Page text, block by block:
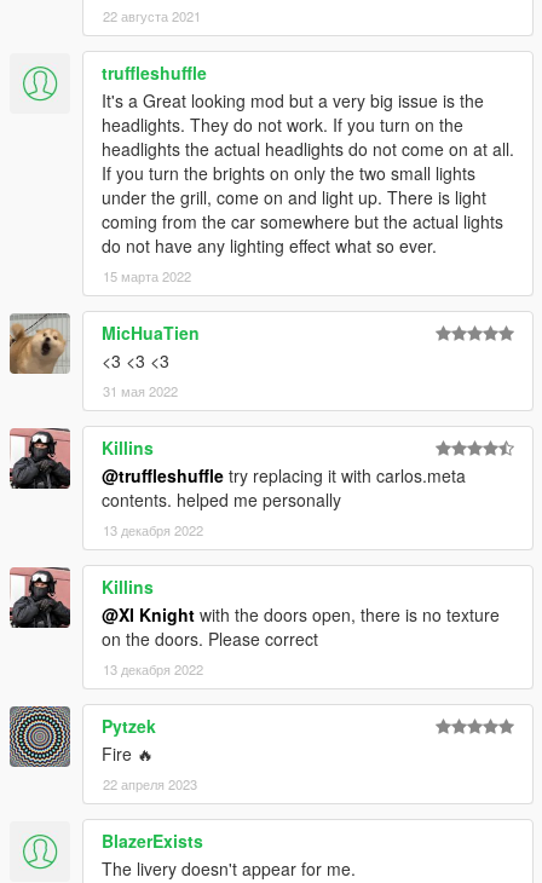
22 августа 2021
truffleshuffle
It's a Great looking mod but a very big issue is the
headlights. They do not work. If you turn on the
headlights the actual headlights do not come on at all.
If you turn the brights on only the two small lights
under the grill, come on and light up. There is light
coming from the car somewhere but the actual lights
do not have any lighting effect what so ever.
15 марта 2022
MicHuaTien
<3 <3 <3
31 мая 2022
Killins
@truffleshuffle try replacing it with carlos.meta
contents. helped me personally
13 декабря 2022
Killins
@XI Knight with the doors open, there is no texture
on the doors. Please correct
13 декабря 2022
Pytzek
Fire 🔥
22 апреля 2023
BlazerExists
The livery doesn't appear for me.